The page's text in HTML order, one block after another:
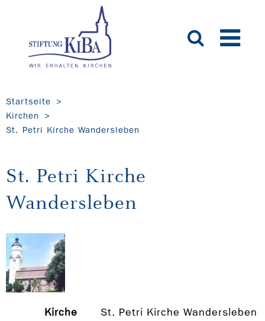
Startseite
Kirchen
St. Petri Kirche Wandersleben
St. Petri Kirche
Wandersleben
Kirche
St. Petri Kirche Wandersleben